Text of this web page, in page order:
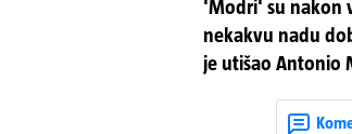
'Modri' su nakon
nekakvu nadu
je utišao Antonio